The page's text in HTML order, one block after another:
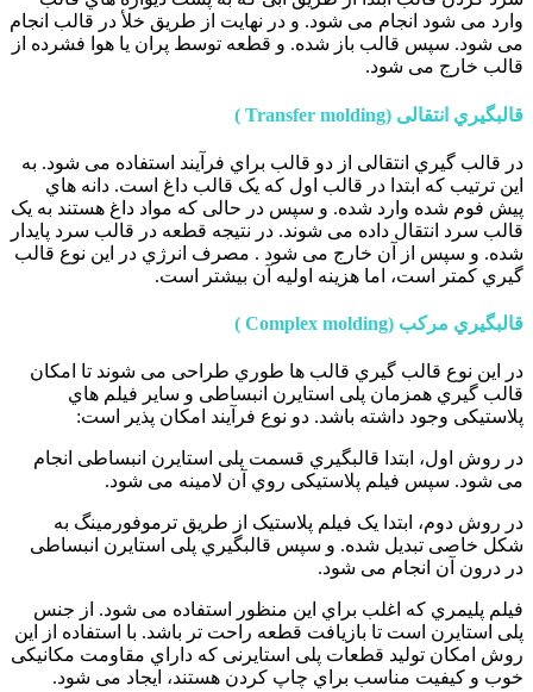
وارد می شود انجام می شود. و در نهایت از طریق خلأ در قالب انجام
می شود. سپس قالب باز شده. و قطعه توسط پران یا هوا فشرده از
قالب خارج می شود.
قالبگیري انتقالی (Transfer molding )
در قالب گیري انتقالی از دو قالب براي فرآیند استفاده می شود. به
این ترتیب که ابتدا در قالب اول که یک قالب داغ است. دانه هاي
پیش فوم شده وارد شده. و سپس در حالی که مواد داغ هستند به یک
قالب سرد انتقال داده می شوند. در نتیجه قطعه در قالب سرد پایدار
شده. و سپس از آن خارج می شود . مصرف انرژي در این نوع قالب
گیري کمتر است، اما هزینه اولیه آن بیشتر است.
قالبگیري مرکب (Complex molding )
در این نوع قالب گیري قالب ها طوري طراحی می شوند تا امکان
قالب گیري همزمان پلی استایرن انبساطی و سایر فیلم هاي
پلاستیکی وجود داشته باشد. دو نوع فرآیند امکان پذیر است:
در روش اول، ابتدا قالبگیري قسمت پلی استایرن انبساطی انجام
می شود. سپس فیلم پلاستیکی روي آن لامینه می شود.
در روش دوم، ابتدا یک فیلم پلاستیک از طریق ترموفورمینگ به
شکل خاصی تبدیل شده. و سپس قالبگیري پلی استایرن انبساطی
در درون آن انجام می شود.
فیلم پلیمري که اغلب براي این منظور استفاده می شود. از جنس
پلی استایرن است تا بازیافت قطعه راحت تر باشد. با استفاده از این
روش امکان تولید قطعات پلی استایرنی که داراي مقاومت مکانیکی
خوب و کیفیت مناسب براي چاپ کردن هستند، ایجاد می شود.